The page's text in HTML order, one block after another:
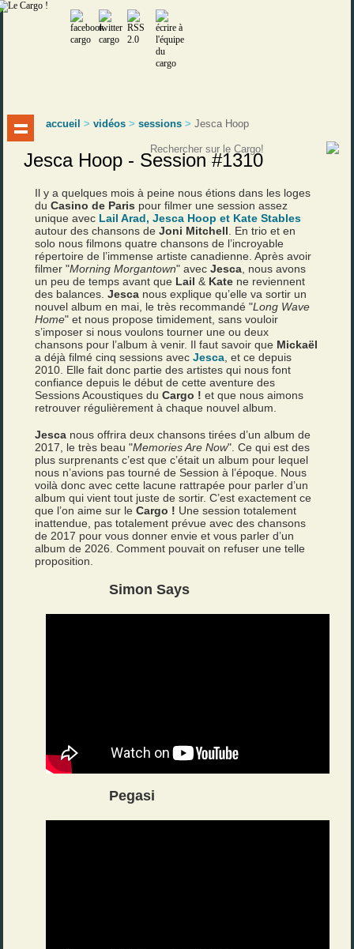
accueil >vidéos >sessions >Jesca Hoop
Jesca Hoop - Session #1310
Il y a quelques mois à peine nous étions dans les loges
duCasino de Paris pour filmer une session assez
unique avec Lail Arad, Jesca Hoop et Kate Stables
autour des chansons deJoni Mitchell . En trio et en
solo nous filmons quatre chansons de l’incroyable
répertoire de l’immense artiste canadienne. Après avoir
filmer "Morning Morgantown" avecJesca , nous avons
un peu de temps avant que Lail& Kate ne reviennent
des balances.Jesca nous explique qu’elle va sortir un
nouvel album en mai, le très recommandé "Long Wave
Home" et nous propose timidement, sans vouloir
s’imposer si nous voulons tourner une ou deux
chansons pour l’album à venir. Il faut savoir que Mickaël
a déjà filmé cinq sessions avecJesca , et ce depuis
2010. Elle fait donc partie des artistes qui nous font
confiance depuis le début de cette aventure des
Sessions Acoustiques duCargo ! et que nous aimons
retrouver régulièrement à chaque nouvel album.
Jesca nous offrira deux chansons tirées d’un album de
2017, le très beau "Memories Are Now". Ce qui est des
plus surprenants c’est que c’était un album pour lequel
nous n’avions pas tourné de Session à l’époque. Nous
voilà donc avec cette lacune rattrapée pour parler d’un
album qui vient tout juste de sortir. C’est exactement ce
que l’on aime sur leCargo ! Une session totalement
inattendue, pas totalement prévue avec des chansons
de 2017 pour vous donner envie et vous parler d’un
album de 2026. Comment pouvait on refuser une telle
proposition.
Simon Says
Pegasi